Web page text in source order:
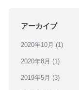
アーカイブ
2020年10月 (1)
2020年8月 (1)
2019年5月 (3)